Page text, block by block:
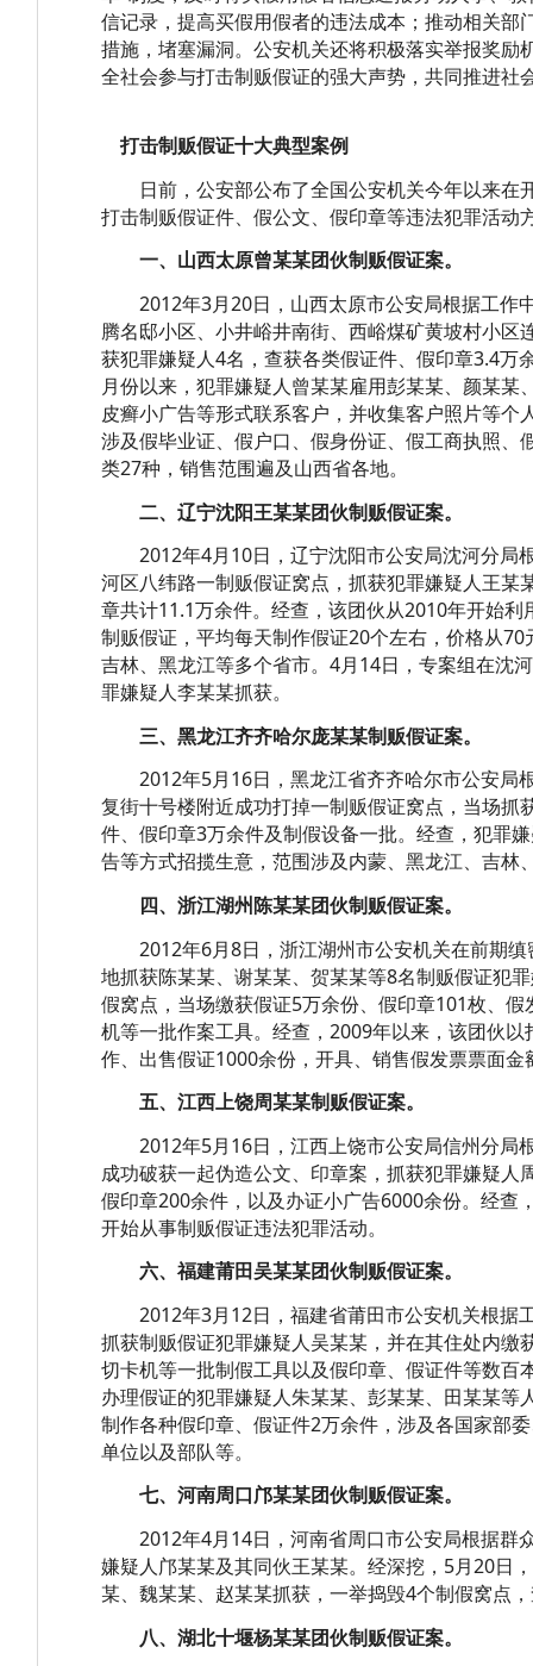
信记录，提高买假用假者的违法成本；推动相关部
措施，堵塞漏洞。公安机关还将积极落实举报奖励
全社会参与打击制贩假证的强大声势，共同推进社
打击制贩假证十大典型案例
日前，公安部公布了全国公安机关今年以来在
打击制贩假证件、假公文、假印章等违法犯罪活动
一、山西太原曾某某团伙制贩假证案。
2012年3月20日，山西太原市公安局根据工作
腾名邸小区、小井峪井南街、西峪煤矿黄坡村小区
获犯罪嫌疑人4名，查获各类假证件、假印章3.4万
月份以来，犯罪嫌疑人曾某某雇用彭某某、颜某某
皮癣小广告等形式联系客户，并收集客户照片等个
涉及假毕业证、假户口、假身份证、假工商执照、
类27种，销售范围遍及山西省各地。
二、辽宁沈阳王某某团伙制贩假证案。
2012年4月10日，辽宁沈阳市公安局沈河分局
河区八纬路一制贩假证窝点，抓获犯罪嫌疑人王某
章共计11.1万余件。经查，该团伙从2010年开始
制贩假证，平均每天制作假证20个左右，价格从
吉林、黑龙江等多个省市。4月14日，专案组在沈
罪嫌疑人李某某抓获。
三、黑龙江齐齐哈尔庞某某制贩假证案。
2012年5月16日，黑龙江省齐齐哈尔市公安局
复街十号楼附近成功打掉一制贩假证窝点，当场抓
件、假印章3万余件及制假设备一批。经查，犯罪
告等方式招揽生意，范围涉及内蒙、黑龙江、吉林
四、浙江湖州陈某某团伙制贩假证案。
2012年6月8日，浙江湖州市公安机关在前期缜
地抓获陈某某、谢某某、贺某某等8名制贩假证犯
假窝点，当场缴获假证5万余份、假印章101枚、
机等一批作案工具。经查，2009年以来，该团伙以
作、出售假证1000余份，开具、销售假发票票面
五、江西上饶周某某制贩假证案。
2012年5月16日，江西上饶市公安局信州分局
成功破获一起伪造公文、印章案，抓获犯罪嫌疑人
假印章200余件，以及办证小广告6000余份。经查
开始从事制贩假证违法犯罪活动。
六、福建莆田吴某某团伙制贩假证案。
2012年3月12日，福建省莆田市公安机关根据
抓获制贩假证犯罪嫌疑人吴某某，并在其住处内缴
切卡机等一批制假工具以及假印章、假证件等数百
办理假证的犯罪嫌疑人朱某某、彭某某、田某某等
制作各种假印章、假证件2万余件，涉及各国家部
单位以及部队等。
七、河南周口邝某某团伙制贩假证案。
2012年4月14日，河南省周口市公安局根据群
嫌疑人邝某某及其同伙王某某。经深挖，5月20日
某、魏某某、赵某某抓获，一举捣毁4个制假窝点
八、湖北十堰杨某某团伙制贩假证案。